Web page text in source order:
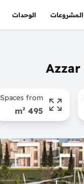
المشروعات الوحدات
Spaces from
495 m²